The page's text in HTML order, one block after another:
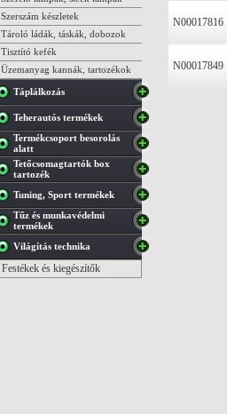
Szerszám készletek
Tároló ládák, táskák, dobozok
Tisztító kefék
Üzemanyag kannák, tartozékok
Táplálkozás
Teherautós termékek
Termékcsoport besorolás
alatt
Tetőcsomagtartók box
tartozék
Tuning, Sport termékek
Tűz és munkavédelmi
termékek
Világítás technika
Festékek és kiegészítők
N00017816
N00017849